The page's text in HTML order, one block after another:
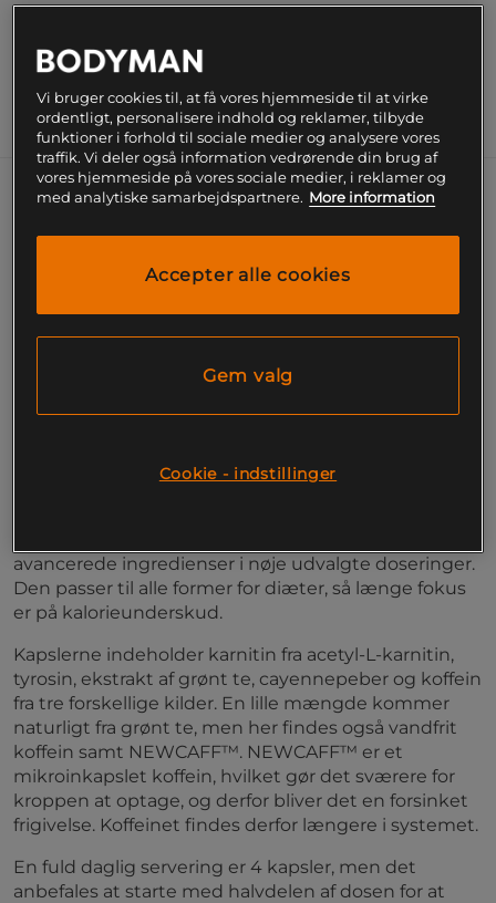
fremragende valg under diæt.
Læs mere
Information Næringsværdi og ingredienser
Turbo Ripper er et unikt produkt i kategorien
fedtforbrændere. Den indeholder klassiske
unikke koncepter i form af NEWCAFF™ som
er koffein med forsinket frigivelse. Dette er et
perfekt produkt at anvende under diæt.
Anvendes under diæt
avancerede ingredienser i nøje udvalgte doseringer.
Den passer til alle former for diæter, så længe fokus
er på kalorieunderskud.
Kapslerne indeholder karnitin fra acetyl-L-karnitin,
tyrosin, ekstrakt af grønt te, cayennepeber og koffein
fra tre forskellige kilder. En lille mængde kommer
naturligt fra grønt te, men her findes også vandfrit
koffein samt NEWCAFF™. NEWCAFF™ er et
mikroinkapslet koffein, hvilket gør det sværere for
kroppen at optage, og derfor bliver det en forsinket
frigivelse. Koffeinet findes derfor længere i systemet.
En fuld daglig servering er 4 kapsler, men det
anbefales at starte med halvdelen af dosen for at
Vi bruger cookies til, at få vores hjemmeside til at virke
ordentligt, personalisere indhold og reklamer, tilbyde
funktioner i forhold til sociale medier og analysere vores
traffik. Vi deler også information vedrørende din brug af
vores hjemmeside på vores sociale medier, i reklamer og
med analytiske samarbejdspartnere. More information
Accepter alle cookies
Gem valg
Cookie - indstillinger